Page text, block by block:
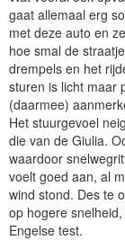
gaat allemaal erg
met deze auto en
hoe smal de
drempels en het
sturen is licht maar
(daarmee)
Het stuurgevoel
die van de Giulia.
waardoor
voelt goed aan, al
wind stond. Des te
op hogere
Engelse test.